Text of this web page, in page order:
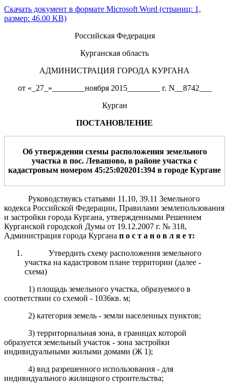
Скачать документ в формате Microsoft Word (страниц: 1,
размер: 46.00 KB)
Российская Федерация
Курганская область
АДМИНИСТРАЦИЯ ГОРОДА КУРГАНА
от «_27_»________ноября 2015________ г. N__8742___
Курган
ПОСТАНОВЛЕНИЕ
Об утверждении схемы расположения земельного
участка в пос. Левашово, в районе участка с
кадастровым номером 45:25:020201:394 в городе Кургане
Руководствуясь статьями 11.10, 39.11 Земельного
кодекса Российской Федерации, Правилами землепользования
и застройки города Кургана, утвержденными Решением
Курганской городской Думы от 19.12.2007 г. № 318,
Администрация города Кургана п о с т а н о в л я е т:
Утвердить схему расположения земельного
участка на кадастровом плане территории (далее -
схема)
1) площадь земельного участка, образуемого в
соответствии со схемой - 1036кв. м;
2) категория земель - земли населенных пунктов;
3) территориальная зона, в границах которой
образуется земельный участок - зона застройки
индивидуальными жилыми домами (Ж 1);
4) вид разрешенного использования - для
индивидуального жилищного строительства;